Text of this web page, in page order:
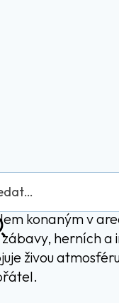
konaným v
herních a
živou